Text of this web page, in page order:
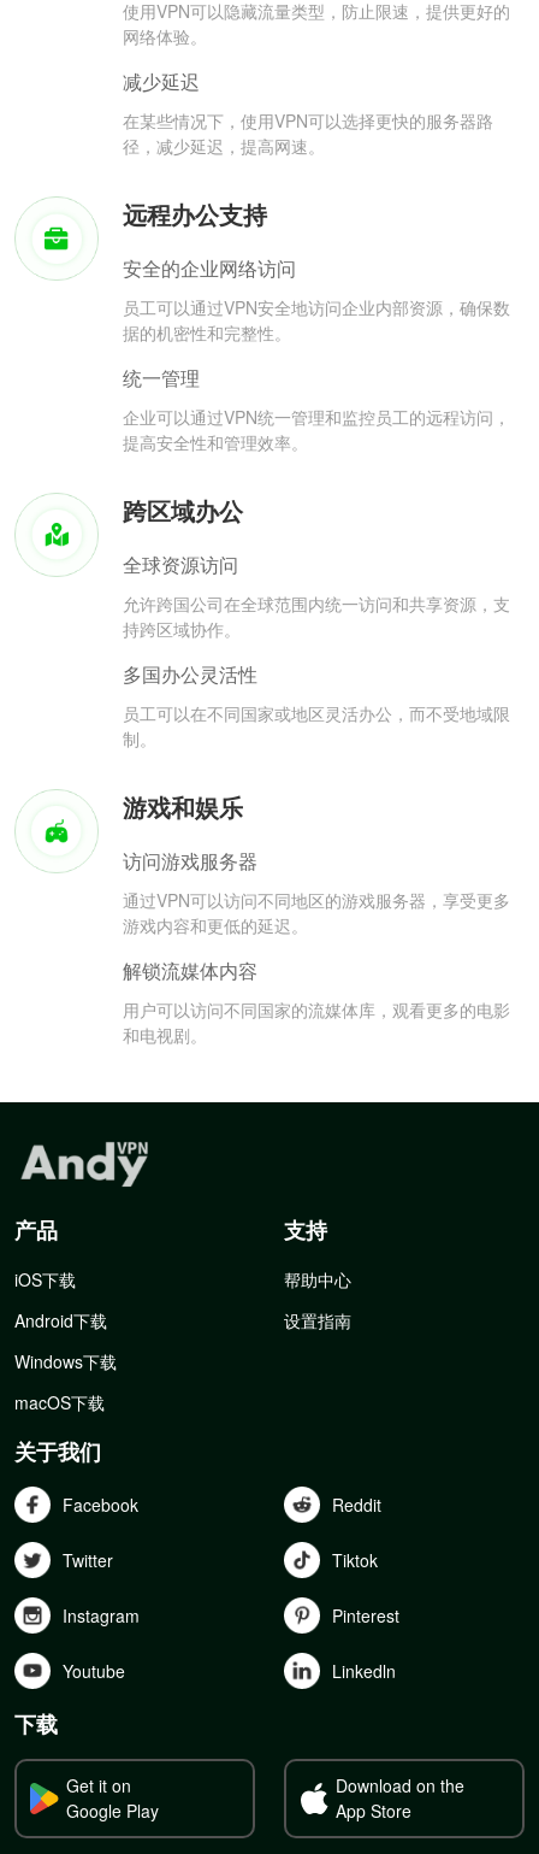
使用VPN可以隐藏流量类型，防止限速，提供更好的
网络体验。
减少延迟
在某些情况下，使用VPN可以选择更快的服务器路
径，减少延迟，提高网速。
远程办公支持
安全的企业网络访问
员工可以通过VPN安全地访问企业内部资源，确保数
据的机密性和完整性。
统一管理
企业可以通过VPN统一管理和监控员工的远程访问，
提高安全性和管理效率。
跨区域办公
全球资源访问
允许跨国公司在全球范围内统一访问和共享资源，支
持跨区域协作。
多国办公灵活性
员工可以在不同国家或地区灵活办公，而不受地域限
制。
游戏和娱乐
访问游戏服务器
通过VPN可以访问不同地区的游戏服务器，享受更多
游戏内容和更低的延迟。
解锁流媒体内容
用户可以访问不同国家的流媒体库，观看更多的电影
和电视剧。
产品
iOS下载
Android下载
Windows下载
macOS下载
支持
帮助中心
设置指南
关于我们
Facebook Reddit
Twitter Tiktok
Instagram Pinterest
Youtube Linkedln
下载
Get it on
Google Play
Download on the
App Store